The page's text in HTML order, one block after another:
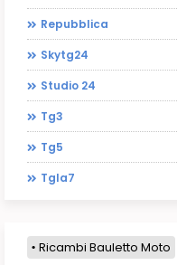
Repubblica
Skytg24
Studio 24
Tg3
Tg5
Tgla7
Ricambi Bauletto Moto